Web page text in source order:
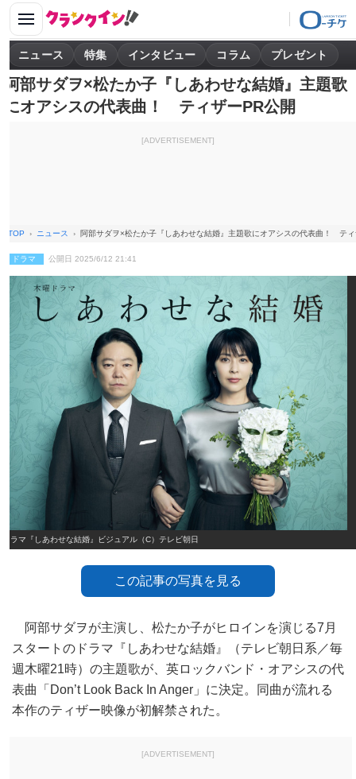
ニュース 特集 インタビュー コラム プレゼント
阿部サダヲ×松たか子『しあわせな結婚』主題歌
にオアシスの代表曲！ ティザーPR公開
[ADVERTISEMENT]
TOP ニュース 阿部サダヲ×松たか子『しあわせな結婚』主題歌にオアシスの代表曲！ テ
ドラマ 公開日 2025/6/12 21:41
ドラマ『しあわせな結婚』ビジュアル（C）テレビ朝日
この記事の写真を見る
阿部サダヲが主演し、松たか子がヒロインを演じる7月
スタートのドラマ『しあわせな結婚』（テレビ朝日系／毎
週木曜21時）の主題歌が、英ロックバンド・オアシスの代
表曲「Don’t Look Back In Anger」に決定。同曲が流れる
本作のティザー映像が初解禁された。
[ADVERTISEMENT]